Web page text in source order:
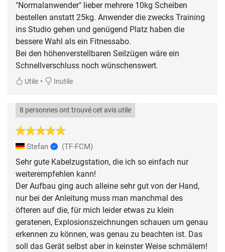
"Normalanwender" lieber mehrere 10kg Scheiben
bestellen anstatt 25kg. Anwender die zwecks Training
ins Studio gehen und genügend Platz haben die
bessere Wahl als ein Fitnessabo.
Bei den höhenverstellbaren Seilzügen wäre ein
Schnellverschluss noch wünschenswert.
Utile • Inutile
8 personnes ont trouvé cet avis utile
Stefan (TF-FCM)
Sehr gute Kabelzugstation, die ich so einfach nur
weiterempfehlen kann!
Der Aufbau ging auch alleine sehr gut von der Hand,
nur bei der Anleitung muss man manchmal des
öfteren auf die, für mich leider etwas zu klein
geratenen, Explosionszeichnungen schauen um genau
erkennen zu können, was genau zu beachten ist. Das
soll das Gerät selbst aber in keinster Weise schmälern!